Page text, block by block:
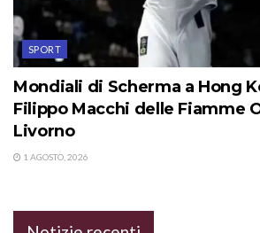
SPORT
Mondiali di Scherma a Hong
Filippo Macchi delle Fiamme
Livorno
1 AGOSTO, 2026